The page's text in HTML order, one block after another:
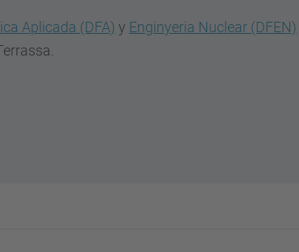
Aplicada (DFA) y Enginyeria Nuclear (DFEN)